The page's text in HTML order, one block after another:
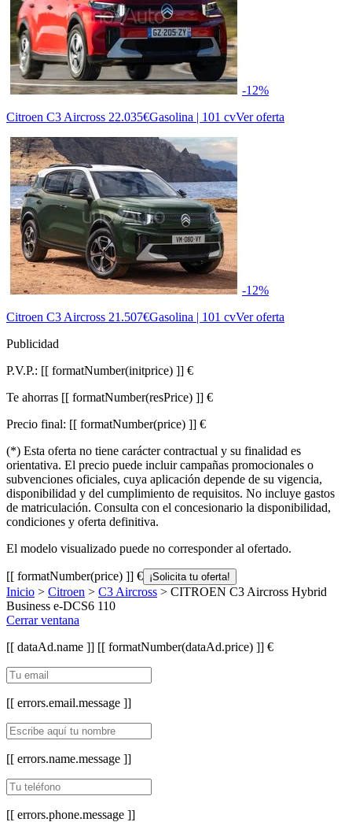
-12%
Citroen C3 Aircross 22.035€Gasolina | 101 cvVer oferta
-12%
Citroen C3 Aircross 21.507€Gasolina | 101 cvVer oferta
Publicidad
P.V.P.: [[ formatNumber(initprice) ]] €
Te ahorras [[ formatNumber(resPrice) ]] €
Precio final: [[ formatNumber(price) ]] €
(*) Esta oferta no tiene carácter contractual y su finalidad es
orientativa. El precio puede incluir campañas promocionales o
subvenciones oficiales, cuya aplicación depende de su vigencia,
disponibilidad y del cumplimiento de requisitos. No incluye gastos
de matriculación. Consulta con el concesionario la disponibilidad,
condiciones y oferta definitiva.
El modelo visualizado puede no corresponder al ofertado.
[[ formatNumber(price) ]] € ¡Solicita tu oferta!
Inicio > Citroen > C3 Aircross > CITROEN C3 Aircross Hybrid
Business e-DCS6 110
Cerrar ventana
[[ dataAd.name ]] [[ formatNumber(dataAd.price) ]] €
[[ errors.email.message ]]
[[ errors.name.message ]]
[[ errors.phone.message ]]